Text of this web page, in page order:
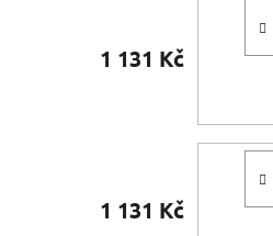
1 131 Kč
1 131 Kč